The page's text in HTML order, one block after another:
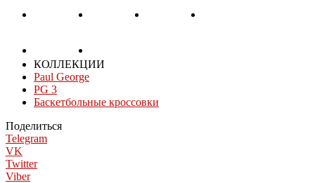
КОЛЛЕКЦИИ
Paul George
PG 3
Баскетбольные кроссовки
Поделиться
Telegram
VK
Twitter
Viber